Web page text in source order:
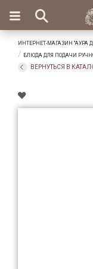
Вход
Избранное
×
Салоны
Доставка
Оплата
Ароматы
ИНТЕРНЕТ-МАГАЗИН "АУРА
БЛЮДА ДЛЯ ПОДАЧИ
ВЕРНУТЬСЯ В